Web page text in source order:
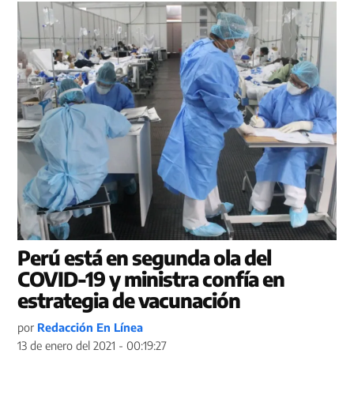
Perú está en segunda ola del
COVID-19 y ministra confía en
estrategia de vacunación
por Redacción En Línea
13 de enero del 2021 - 00:19:27